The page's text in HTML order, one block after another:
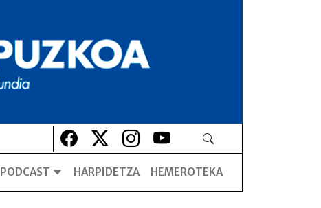
Lehio berrian irekiko da
Lehio berrian irekiko da
Lehio berrian irekiko da
Lehio berrian irekiko da
PODCAST HARPIDETZA HEMEROTEKA